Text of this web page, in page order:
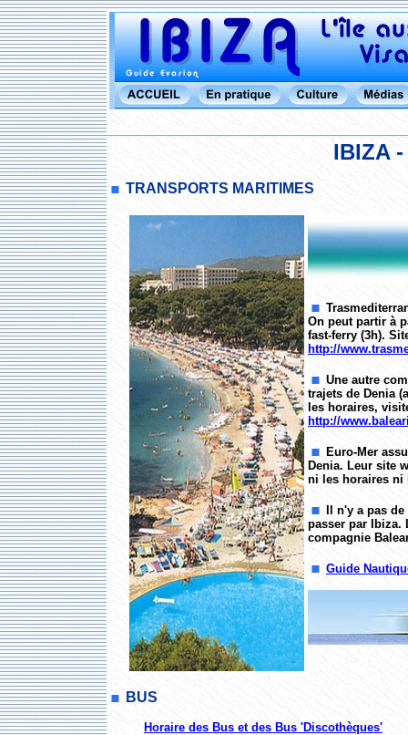
IBIZA
TRANSPORTS MARITIMES
On peut partir à
fast-ferry (3h).
http://
Une autre
trajets de Denia
les horaires,
http://
Euro-Mer
Denia. Leur site
ni les horaires ni
Il n'y a pas
passer par Ibiza.
compagnie
Guide
BUS
Horaire des Bus et des Bus 'Discothèques'